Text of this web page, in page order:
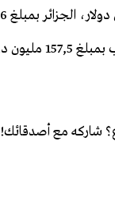
135,5 مليون دولار
شاركه مع أصدقائك!